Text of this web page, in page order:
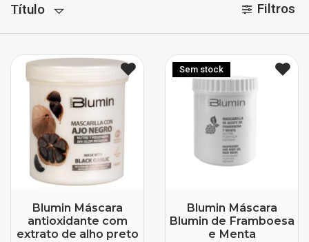
Título Filtros
Blumin Máscara
antioxidante com
extrato de alho preto
Sem stock
Blumin Máscara
Blumin de Framboesa
e Menta